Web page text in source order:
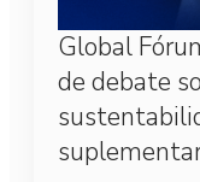
Global
de debate